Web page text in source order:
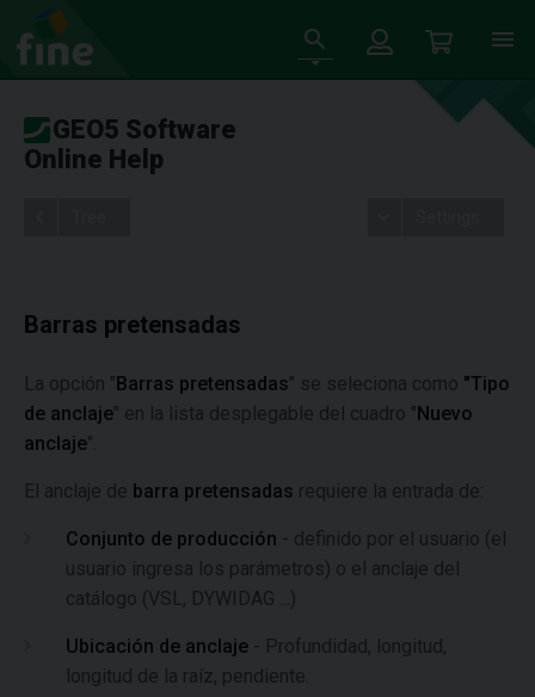
GEO5 Software
Online Help
Barras pretensadas
La opción "Barras pretensadas" se seleciona como "Tipo
de anclaje" en la lista desplegable del cuadro "Nuevo
anclaje".
El anclaje de barra pretensadas requiere la entrada de:
Conjunto de producción - definido por el usuario (el
usuario ingresa los parámetros) o el anclaje del
catálogo (VSL, DYWIDAG ...)
Ubicación de anclaje - Profundidad, longitud,
longitud de la raíz, pendiente.